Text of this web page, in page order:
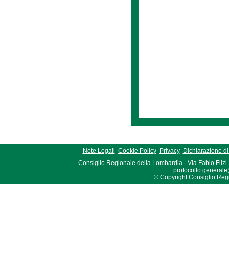
Note Legali Cookie Policy Privacy
Dichiarazione
Consiglio Regionale della Lombardia - Via Fabio Filzi
© Copyright Consiglio